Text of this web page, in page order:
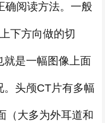
确阅读方法。一般
下方向做的切
是一幅图像上面
。头颅CT片有多幅
（大多为外耳道和